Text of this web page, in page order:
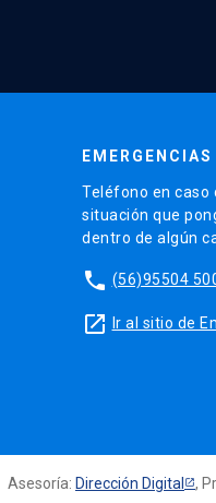
EMERGENCIAS
Teléfono en caso
situación que
dentro de algún
phone (56)95504
launch Ir al sitio de
Asesoría: Dirección Digital ,